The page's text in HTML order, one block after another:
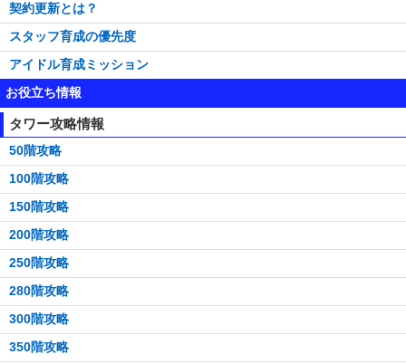
契約更新とは？
スタッフ育成の優先度
アイドル育成ミッション
お役立ち情報
タワー攻略情報
50階攻略
100階攻略
150階攻略
200階攻略
250階攻略
280階攻略
300階攻略
350階攻略